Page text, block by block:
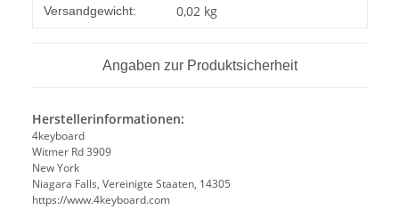
Produkteigenschaft
Wert
Versandgewicht: 0,02 kg
Angaben zur Produktsicherheit
Herstellerinformationen:
4keyboard
Witmer Rd 3909
New York
Niagara Falls, Vereinigte Staaten, 14305
https://www.4keyboard.com